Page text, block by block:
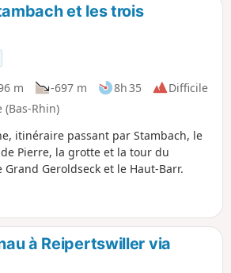
et les trois
m -697 m 8h 35
Difficile
(Bas-Rhin)
itinéraire passant par Stambach, le
Pierre, la grotte et la tour du
Geroldseck et le Haut-Barr.
à Reipertswiller via